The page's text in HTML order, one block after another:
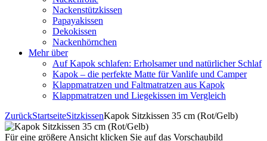
Nackenstützkissen
Papayakissen
Dekokissen
Nackenhörnchen
Mehr über
Auf Kapok schlafen: Erholsamer und natürlicher Schlaf
Kapok – die perfekte Matte für Vanlife und Camper
Klappmatratzen und Faltmatratzen aus Kapok
Klappmatratzen und Liegekissen im Vergleich
ZurückStartseiteSitzkissenKapok Sitzkissen 35 cm (Rot/Gelb)
Für eine größere Ansicht klicken Sie auf das Vorschaubild